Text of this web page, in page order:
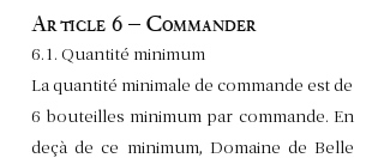
Article 6 – Commander
6.1. Quantité minimum
La quantité minimale de commande est de
6 bouteilles minimum par commande. En
deçà de ce minimum, Domaine de Belle